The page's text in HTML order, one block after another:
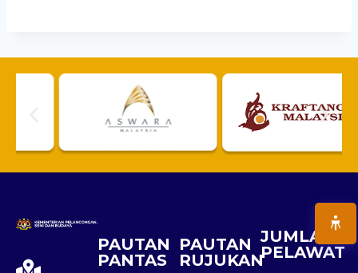
PAUTAN
PANTAS
PAUTAN
RUJUKAN
JUMLAH
PELAWAT